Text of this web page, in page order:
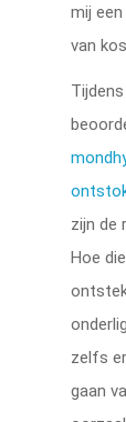
mij
van
zijn de
Hoe
zelfs
gaan